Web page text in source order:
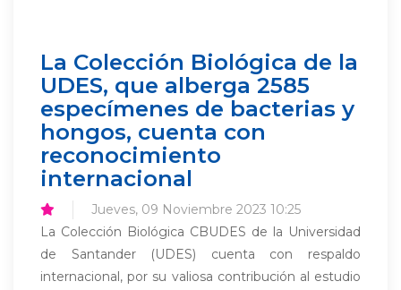
La Colección Biológica de la
UDES, que alberga 2585
especímenes de bacterias y
hongos, cuenta con
reconocimiento
internacional
Jueves, 09 Noviembre 2023 10:25
La Colección Biológica CBUDES de la Universidad
de Santander (UDES) cuenta con respaldo
internacional, por su valiosa contribución al estudio